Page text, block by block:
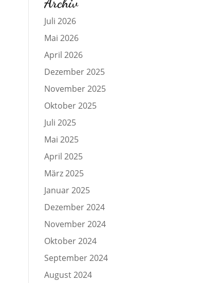
Juli 2026
Mai 2026
April 2026
Dezember 2025
November 2025
Oktober 2025
Juli 2025
Mai 2025
April 2025
März 2025
Januar 2025
Dezember 2024
November 2024
Oktober 2024
September 2024
August 2024